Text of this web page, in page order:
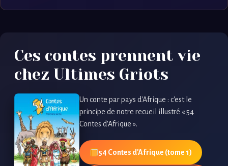
Ces contes prennent vie
chez Ultimes Griots
Un conte par pays d'Afrique : c'est le
principe de notre recueil illustré « 54
Contes d'Afrique ».
54 Contes d'Afrique (tome 1)